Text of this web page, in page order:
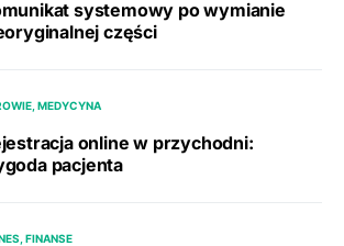
systemowy po wymianie
części
MEDYCYNA
online w przychodni:
pacjenta
FINANSE